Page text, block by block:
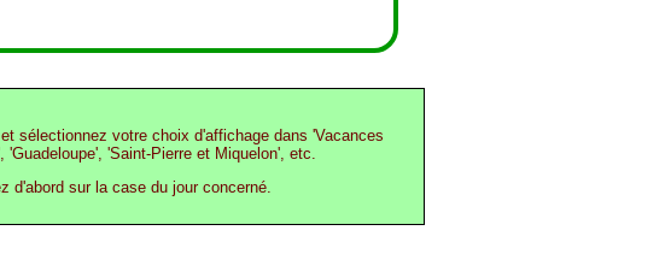
sélectionnez votre choix d'affichage dans 'Vacances
'Saint-Pierre et Miquelon', etc.
d'abord sur la case du jour concerné.